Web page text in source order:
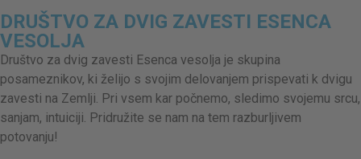
DRUŠTVO ZA DVIG ZAVESTI ESENCA
VESOLJA
Društvo za dvig zavesti Esenca vesolja je skupina
posameznikov, ki želijo s svojim delovanjem prispevati k dvigu
zavesti na Zemlji. Pri vsem kar počnemo, sledimo svojemu srcu,
sanjam, intuiciji. Pridružite se nam na tem razburljivem
potovanju!